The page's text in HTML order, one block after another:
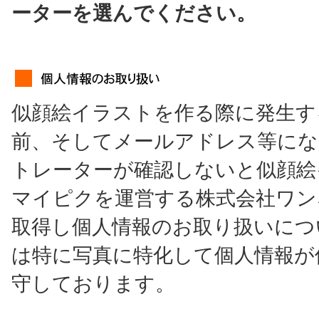
ーターを選んでください。
似顔絵イラストを作る際に発生
前、そしてメールアドレス等に
トレーターが確認しないと似顔
マイピクを運営する株式会社ワ
取得し個人情報のお取り扱いに
は特に写真に特化して個人情報
守しております。